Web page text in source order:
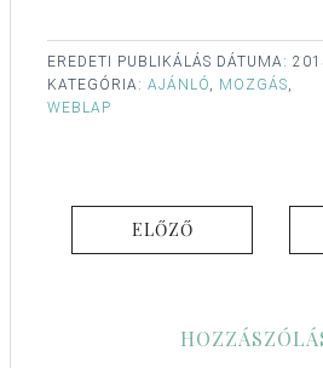
EREDETI PUBLIKÁLÁS DÁTUMA:
KATEGÓRIA: AJÁNLÓ, MOZGÁS,
WEBLAP
ELŐZŐ